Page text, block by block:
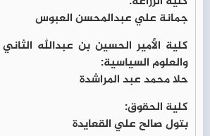
جمانة علي عبدالمحسن العبوس
كلية الأمير الحسين بن عبدالله
والعلوم السياسية:
حلا محمد عبد المراشدة
كلية الحقوق:
بتول صالح علي القعايدة